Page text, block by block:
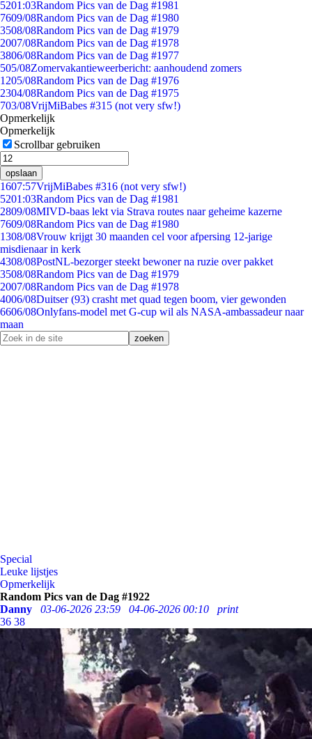
5201:03Random Pics van de Dag #1981
7609/08Random Pics van de Dag #1980
3508/08Random Pics van de Dag #1979
2007/08Random Pics van de Dag #1978
3806/08Random Pics van de Dag #1977
505/08Zomervakantieweerbericht: aanhoudend zomers
1205/08Random Pics van de Dag #1976
2304/08Random Pics van de Dag #1975
703/08VrijMiBabes #315 (not very sfw!)
Opmerkelijk
Opmerkelijk
Scrollbar gebruiken
opslaan
1607:57VrijMiBabes #316 (not very sfw!)
5201:03Random Pics van de Dag #1981
2809/08MIVD-baas lekt via Strava routes naar geheime kazerne
7609/08Random Pics van de Dag #1980
1308/08Vrouw krijgt 30 maanden cel voor afpersing 12-jarige
misdienaar in kerk
4308/08PostNL-bezorger steekt bewoner na ruzie over pakket
3508/08Random Pics van de Dag #1979
2007/08Random Pics van de Dag #1978
4006/08Duitser (93) crasht met quad tegen boom, vier gewonden
6606/08Onlyfans-model met G-cup wil als NASA-ambassadeur naar
maan
Special
Leuke lijstjes
Opmerkelijk
Random Pics van de Dag #1922
Danny
03-06-2026 23:59 04-06-2026 00:10
print
36 38